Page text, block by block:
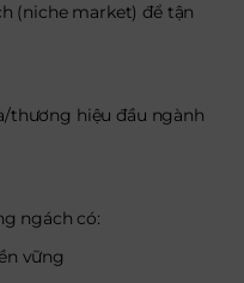
(niche market) để tận
thương hiệu đầu ngành
ngách có:
vững